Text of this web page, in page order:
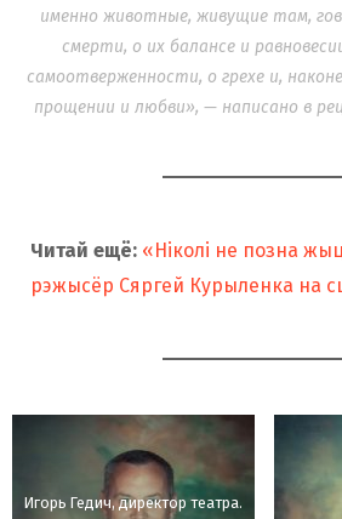
именно животные, живущие там,
смерти, о их балансе и
самоотверженности, о грехе и,
прощении и любви», — написано в
Читай ещё: «Ніколі не позна
рэжысёр Сяргей Курыленка на
Игорь Гедич, директор театра.